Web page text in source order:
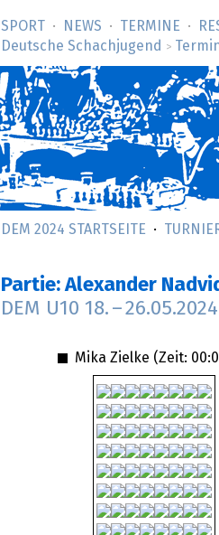
SPORT NEWS TERMINE
Deutsche Schachjugend
>
DEM 2024 STARTSEITE
Partie: Alexander
DEM U10 18. –26.05.2024
Mika Zielke (Zeit: